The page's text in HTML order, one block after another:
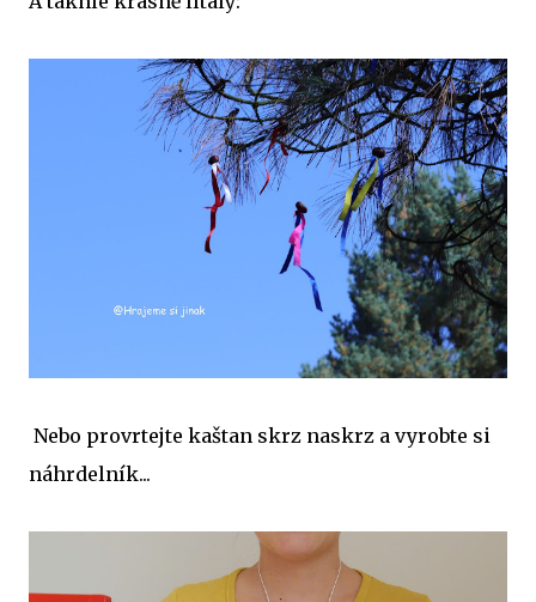
Nebo provrtejte kaštan skrz naskrz a vyrobte si
náhrdelník...